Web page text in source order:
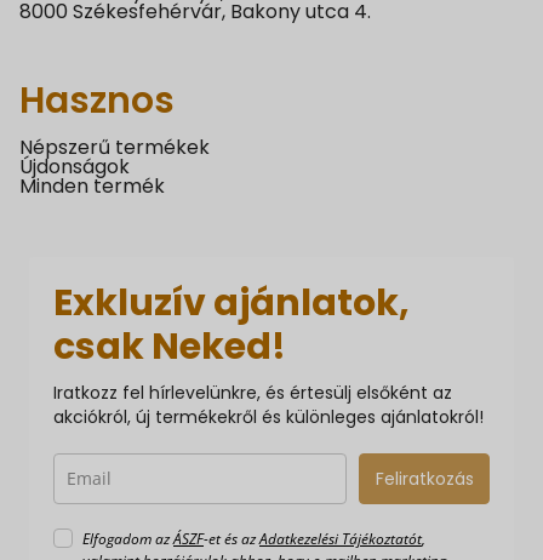
8000 Székesfehérvár, Bakony utca 4.
Hasznos
Népszerű termékek
Újdonságok
Minden termék
Exkluzív ajánlatok,
csak Neked!
Iratkozz fel hírlevelünkre, és értesülj elsőként az
akciókról, új termékekről és különleges ajánlatokról!
Feliratkozás
Elfogadom azÁSZF-et és azAdatkezelési Tájékoztatót,